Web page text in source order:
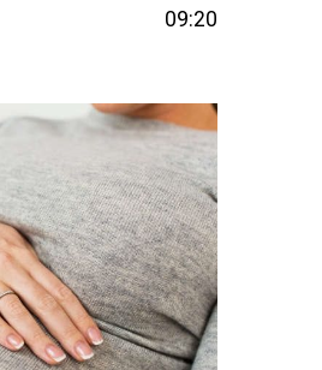
09:20